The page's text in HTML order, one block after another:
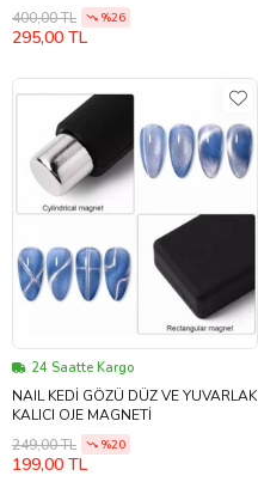
400,00 TL
%26
295,00 TL
24 Saatte Kargo
NAIL KEDİ GÖZÜ DÜZ VE YUVARLAK
KALICI OJE MAGNETİ
249,00 TL
%20
199,00 TL